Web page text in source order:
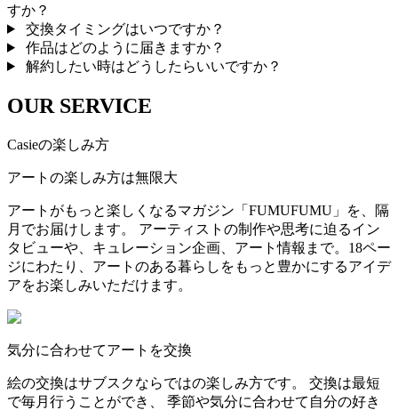
すか？
交換タイミングはいつですか？
作品はどのように届きますか？
解約したい時はどうしたらいいですか？
OUR SERVICE
Casieの楽しみ方
アートの楽しみ方は無限大
アートがもっと楽しくなるマガジン「FUMUFUMU」を、隔
月でお届けします。 アーティストの制作や思考に迫るイン
タビューや、キュレーション企画、アート情報まで。18ペー
ジにわたり、アートのある暮らしをもっと豊かにするアイデ
アをお楽しみいただけます。
気分に合わせてアートを交換
絵の交換はサブスクならではの楽しみ方です。 交換は最短
で毎月行うことができ、 季節や気分に合わせて自分の好き